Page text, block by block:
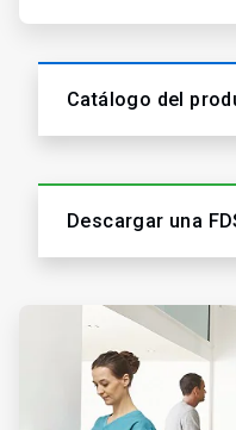
Catálogo del
Descargar una